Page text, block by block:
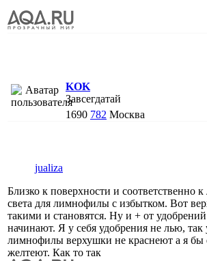
KOK
Завсегдатай
1690 782 Москва
jualiza
Близко к поверхности и соответственно
света для лимнофилы с избытком. Вот
такими и становятся. Ну и + от удобрений
начинают. Я у себя удобрения не лью, так
лимнофилы верхушки не краснеют а я бы
желтеют. Как то так